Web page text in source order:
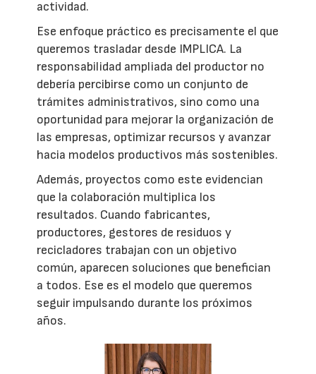
actividad.
Ese enfoque práctico es precisamente el que
queremos trasladar desde IMPLICA. La
responsabilidad ampliada del productor no
debería percibirse como un conjunto de
trámites administrativos, sino como una
oportunidad para mejorar la organización de
las empresas, optimizar recursos y avanzar
hacia modelos productivos más sostenibles.
Además, proyectos como este evidencian
que la colaboración multiplica los
resultados. Cuando fabricantes,
productores, gestores de residuos y
recicladores trabajan con un objetivo
común, aparecen soluciones que benefician
a todos. Ese es el modelo que queremos
seguir impulsando durante los próximos
años.